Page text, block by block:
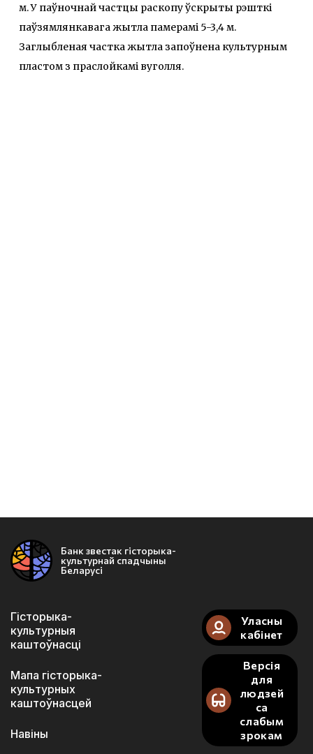
м. У паўночнай частцы раскопу ўскрыты рэшткі
паўзямлянкавага жытла памерамі 5-3,4 м.
Заглыбленая частка жытла запоўнена культурным
пластом з праслойкамі вуголля.
Банк звестак гісторыка-
культурнай спадчыны
Беларусі
Гісторыка-
культурныя
каштоўнасці
Мапа гісторыка-
культурных
каштоўнасцей
Навіны
Уласны
кабінет
Версія
для
людзей
са
слабым
зрокам